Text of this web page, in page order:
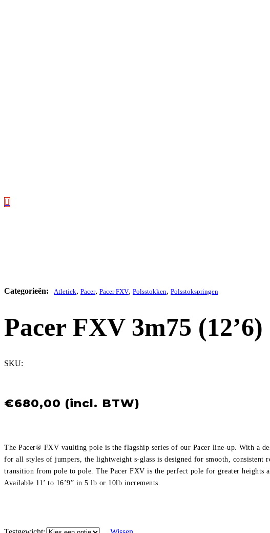
Atletiek, Pacer, Pacer FXV, Polsstokken, Polsstokspringen
Pacer FXV 3m75 (12’6)
SKU:
€680,00
The Pacer® FXV vaulting pole is the flagship series of our Pacer line-up. With a
for all styles of jumpers, the lightweight s-glass is designed for smooth, consistent
transition from pole to pole. The Pacer FXV is the perfect pole for greater heights
Available 11’ to 16’9” in 5 lb or 10lb increments.